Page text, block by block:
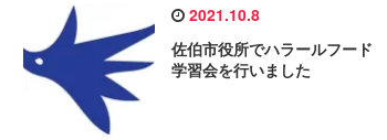
2021.10.8
佐伯市役所でハラールフード
学習会を行いました